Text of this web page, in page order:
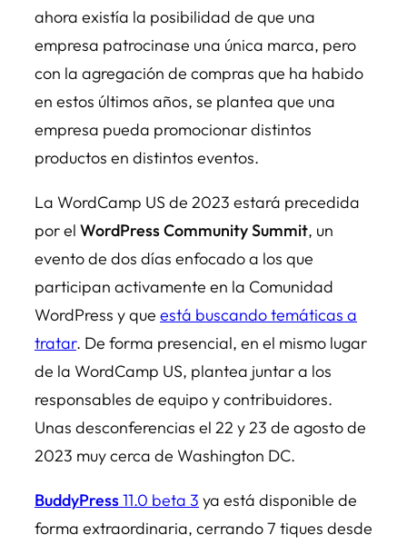
ahora existía la posibilidad de que una
empresa patrocinase una única marca, pero
con la agregación de compras que ha habido
en estos últimos años, se plantea que una
empresa pueda promocionar distintos
productos en distintos eventos.
La WordCamp US de 2023 estará precedida
por el WordPress Community Summit, un
evento de dos días enfocado a los que
participan activamente en la Comunidad
WordPress y que está buscando temáticas a
tratar. De forma presencial, en el mismo lugar
de la WordCamp US, plantea juntar a los
responsables de equipo y contribuidores.
Unas desconferencias el 22 y 23 de agosto de
2023 muy cerca de Washington DC.
BuddyPress11.0 beta 3 ya está disponible de
forma extraordinaria, cerrando 7 tiques desde